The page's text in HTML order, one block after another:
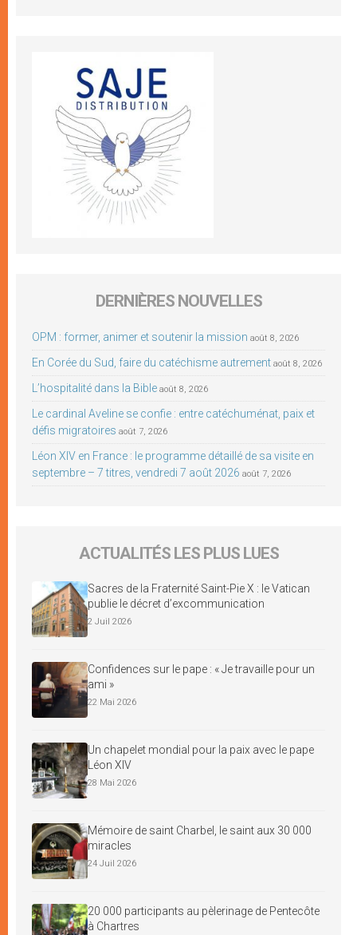
DERNIÈRES NOUVELLES
OPM : former, animer et soutenir la mission août 8, 2026
En Corée du Sud, faire du catéchisme autrement août 8, 2026
L’hospitalité dans la Bible août 8, 2026
Le cardinal Aveline se confie : entre catéchuménat, paix et
défis migratoires août 7, 2026
Léon XIV en France : le programme détaillé de sa visite en
septembre – 7 titres, vendredi 7 août 2026 août 7, 2026
ACTUALITÉS LES PLUS LUES
Sacres de la Fraternité Saint-Pie X : le Vatican
publie le décret d’excommunication
2 Juil 2026
Confidences sur le pape : « Je travaille pour un
ami »
22 Mai 2026
Un chapelet mondial pour la paix avec le pape
Léon XIV
28 Mai 2026
Mémoire de saint Charbel, le saint aux 30 000
miracles
24 Juil 2026
20 000 participants au pèlerinage de Pentecôte
à Chartres